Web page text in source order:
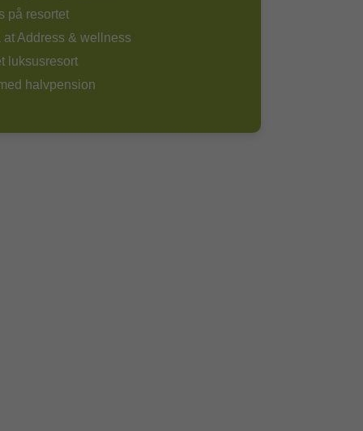
på resortet
at Address & wellness
luksusresort
halvpension